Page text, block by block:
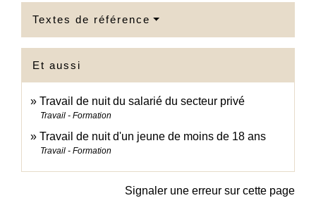
Textes de référence
Et aussi
Travail de nuit du salarié du secteur privé
Travail - Formation
Travail de nuit d'un jeune de moins de 18 ans
Travail - Formation
Signaler une erreur sur cette page